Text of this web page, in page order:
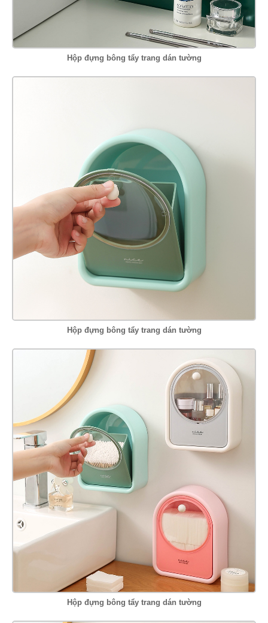
Hộp đựng bông tẩy trang dán tường
Hộp đựng bông tẩy trang dán tường
Hộp đựng bông tẩy trang dán tường